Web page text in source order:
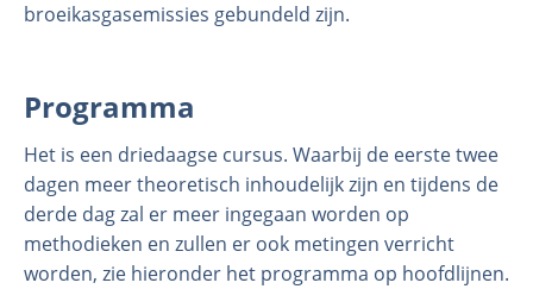
broeikasgasemissies gebundeld zijn.
Programma
Het is een driedaagse cursus. Waarbij de eerste twee
dagen meer theoretisch inhoudelijk zijn en tijdens de
derde dag zal er meer ingegaan worden op
methodieken en zullen er ook metingen verricht
worden, zie hieronder het programma op hoofdlijnen.